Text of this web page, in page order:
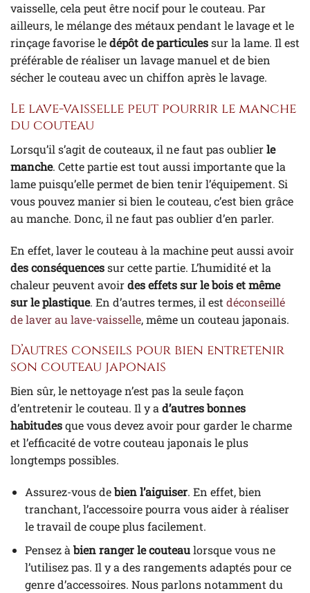
vaisselle, cela peut être nocif pour le couteau. Par
ailleurs, le mélange des métaux pendant le lavage et le
rinçage favorise ledépôt de particulessur la lame. Il est
préférable de réaliser un lavage manuel et de bien
sécher le couteau avec un chiffon après le lavage.
Le lave-vaisselle peut pourrir le manche
du couteau
Lorsqu’il s’agit de couteaux, il ne faut pas oublierle
manche. Cette partie est tout aussi importante que la
lame puisqu’elle permet de bien tenir l’équipement. Si
vous pouvez manier si bien le couteau, c’est bien grâce
au manche. Donc, il ne faut pas oublier d’en parler.
En effet, laver le couteau à la machine peut aussi avoir
des conséquencessur cette partie. L’humidité et la
chaleur peuvent avoirdes effets sur le bois et même
sur le plastique. En d’autres termes, il est déconseillé
de laver au lave-vaisselle, même un couteau japonais.
D’autres conseils pour bien entretenir
son couteau japonais
Bien sûr, le nettoyage n’est pas la seule façon
d’entretenir le couteau. Il y a d’autres bonnes
habitudesque vous devez avoir pour garder le charme
et l’efficacité de votre couteau japonais le plus
longtemps possibles.
Assurez-vous debien l’aiguiser. En effet, bien
tranchant, l’accessoire pourra vous aider à réaliser
le travail de coupe plus facilement.
Pensez àbien ranger le couteaulorsque vous ne
l’utilisez pas. Il y a des rangements adaptés pour ce
genre d’accessoires. Nous parlons notamment du